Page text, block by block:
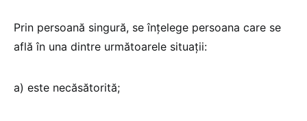
Prin persoană singură, se înţelege persoana care se
află în una dintre următoarele situaţii:
a) este necăsătorită;